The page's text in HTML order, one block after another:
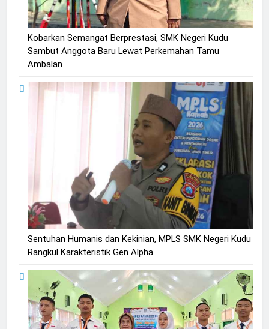
Kobarkan Semangat Berprestasi, SMK Negeri Kudu
Sambut Anggota Baru Lewat Perkemahan Tamu
Ambalan
Sentuhan Humanis dan Kekinian, MPLS SMK Negeri Kudu
Rangkul Karakteristik Gen Alpha